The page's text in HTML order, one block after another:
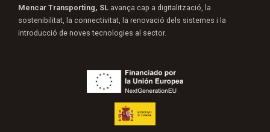
Mencar Transporting, SL avança cap a digitalització, la
sostenibilitat, la connectivitat, la renovació dels sistemes i la
introducció de noves tecnologies al sector.